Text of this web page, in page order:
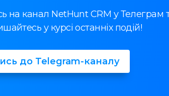
на канал NetHunt CRM у Телеграм
у курсі останніх подій!
до Telegram-каналу